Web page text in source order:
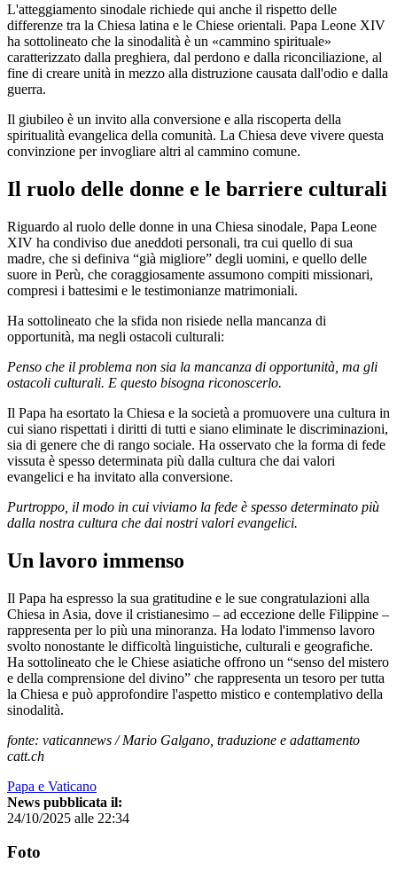
L'atteggiamento sinodale richiede qui anche il rispetto delle
differenze tra la Chiesa latina e le Chiese orientali. Papa Leone XIV
ha sottolineato che la sinodalità è un «cammino spirituale»
caratterizzato dalla preghiera, dal perdono e dalla riconciliazione, al
fine di creare unità in mezzo alla distruzione causata dall'odio e dalla
guerra.
Il giubileo è un invito alla conversione e alla riscoperta della
spiritualità evangelica della comunità. La Chiesa deve vivere questa
convinzione per invogliare altri al cammino comune.
Il ruolo delle donne e le barriere culturali
Riguardo al ruolo delle donne in una Chiesa sinodale, Papa Leone
XIV ha condiviso due aneddoti personali, tra cui quello di sua
madre, che si definiva “già migliore” degli uomini, e quello delle
suore in Perù, che coraggiosamente assumono compiti missionari,
compresi i battesimi e le testimonianze matrimoniali.
Ha sottolineato che la sfida non risiede nella mancanza di
opportunità, ma negli ostacoli culturali:
Penso che il problema non sia la mancanza di opportunità, ma gli
ostacoli culturali. E questo bisogna riconoscerlo.
Il Papa ha esortato la Chiesa e la società a promuovere una cultura in
cui siano rispettati i diritti di tutti e siano eliminate le discriminazioni,
sia di genere che di rango sociale. Ha osservato che la forma di fede
vissuta è spesso determinata più dalla cultura che dai valori
evangelici e ha invitato alla conversione.
Purtroppo, il modo in cui viviamo la fede è spesso determinato più
dalla nostra cultura che dai nostri valori evangelici.
Un lavoro immenso
Il Papa ha espresso la sua gratitudine e le sue congratulazioni alla
Chiesa in Asia, dove il cristianesimo – ad eccezione delle Filippine –
rappresenta per lo più una minoranza. Ha lodato l'immenso lavoro
svolto nonostante le difficoltà linguistiche, culturali e geografiche.
Ha sottolineato che le Chiese asiatiche offrono un “senso del mistero
e della comprensione del divino” che rappresenta un tesoro per tutta
la Chiesa e può approfondire l'aspetto mistico e contemplativo della
sinodalità.
fonte: vaticannews / Mario Galgano, traduzione e adattamento
catt.ch
Papa e Vaticano
News pubblicata il:
24/10/2025 alle 22:34
Foto